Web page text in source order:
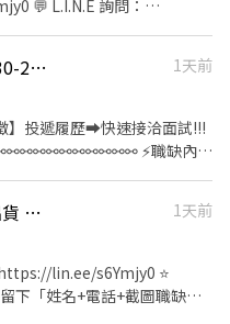
薪資待遇：薪37000【不
至週五，週休六日 ✔️有轉正機
操作 工作時間：23:00-
加班費另計】 上班日：週
冷氣作業、彈性加班 -------
期夜班-作業員 工作內
時間：23:00-07:00 薪資待
】 上班日：週一至週五，週
彈性加班 •——————
❤️職缺福利❤️ .·:*¨
元 ✅久任獎金12000、特
，48/H ✅免費住宿、餐費補
面試 :https://lin.ee/65FKUmj
💬 L.I.N.E 詢問：
📌台南運動手錶大廠💰高時薪230-270元👌免輪班🌟周休二日⭕無經驗可(J-航)
1天前
投遞履歷➡快速接洽面試!!!
⚡職缺內容
: 20:00~05:00 💰時薪:$270元
18(二)報到:休日一
🎁【福利】 🎉餐
應徵
加賴詢問:搜尋帳號
台南新市〖收貨、整理、備料出貨 〗☀️ 固定日班 🕘 作息穩定好安排【Z】銳
1天前
lin.ee/s6Ymjy0 ⭐️
下「姓名+電話+截圖職缺